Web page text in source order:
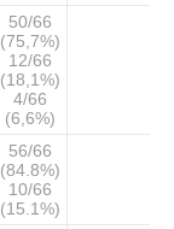
50/66
(75,7%)
12/66
(18,1%)
4/66
(6,6%)
56/66
(84.8%)
10/66
(15.1%)